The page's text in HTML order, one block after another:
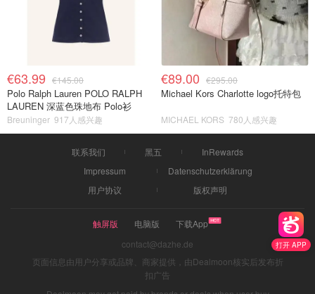
打开 APP
€63.99 €145.00
Polo Ralph Lauren POLO RALPH
LAUREN 深蓝色珠地布 Polo衫
Breuninger 917人感兴趣
€89.00 €295.00
Michael Kors Charlotte logo托特包
MICHAEL KORS 780人感兴趣
联系我们 黑五
InRewards
Impressum
Datenschutzerklärung
用户协议
版权声明
触屏版 电脑版
下载App
contact@dazhe.de
页面信息由用户分享或品牌、商家提供，由Dealmoon核实后发布折
扣广告